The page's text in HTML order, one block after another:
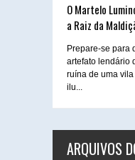
O Martelo
a Raiz da
Prepare-se para
artefato lendário
ruína de uma
ilu...
ARQUIVOS